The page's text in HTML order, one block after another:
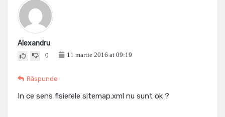
Alexandru
0 11 martie 2016 at 09:19
Răspunde
In ce sens fisierele sitemap.xml nu sunt ok ?